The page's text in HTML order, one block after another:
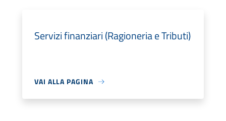
Servizi finanziari (Ragioneria e Tributi)
VAI ALLA PAGINA